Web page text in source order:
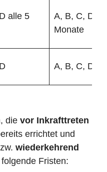
alle 5
A, B, C, D
Monate
A, B, C, D
die vor Inkrafttreten
errichtet und
wiederkehrend
Fristen: